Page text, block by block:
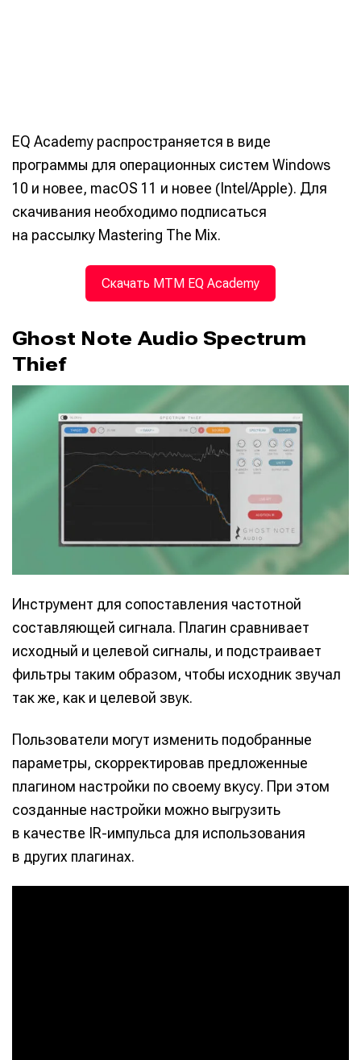
EQ Academy распространяется в виде
программы для операционных систем Windows
10 и новее, macOS 11 и новее (Intel/Apple). Для
скачивания необходимо подписаться
на рассылку Mastering The Mix.
Скачать MTM EQ Academy
Ghost Note Audio Spectrum
Thief
Инструмент для сопоставления частотной
составляющей сигнала. Плагин сравнивает
исходный и целевой сигналы, и подстраивает
фильтры таким образом, чтобы исходник звучал
так же, как и целевой звук.
Пользователи могут изменить подобранные
параметры, скорректировав предложенные
плагином настройки по своему вкусу. При этом
созданные настройки можно выгрузить
в качестве IR-импульса для использования
в других плагинах.